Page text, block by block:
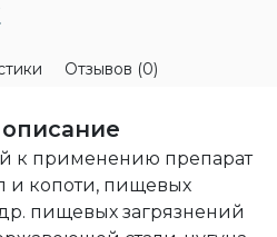
Отзывов (0)
к применению препарат
и копоти, пищевых
пищевых загрязнений